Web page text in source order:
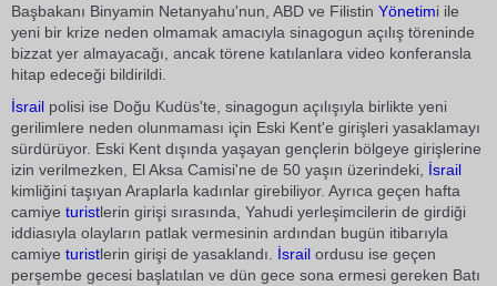
Başbakanı Binyamin Netanyahu'nun, ABD ve Filistin Yönetimi ile
yeni bir krize neden olmamak amacıyla sinagogun açılış töreninde
bizzat yer almayacağı, ancak törene katılanlara video konferansla
hitap edeceği bildirildi.
İsrail polisi ise Doğu Kudüs'te, sinagogun açılışıyla birlikte yeni
gerilimlere neden olunmaması için Eski Kent'e girişleri yasaklamayı
sürdürüyor. Eski Kent dışında yaşayan gençlerin bölgeye girişlerine
izin verilmezken, El Aksa Camisi'ne de 50 yaşın üzerindeki, İsrail
kimliğini taşıyan Araplarla kadınlar girebiliyor. Ayrıca geçen hafta
camiye turistlerin girişi sırasında, Yahudi yerleşimcilerin de girdiği
iddiasıyla olayların patlak vermesinin ardından bugün itibarıyla
camiye turistlerin girişi de yasaklandı. İsrail ordusu ise geçen
perşembe gecesi başlatılan ve dün gece sona ermesi gereken Batı